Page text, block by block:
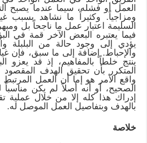
العمل أو فشله، سيما عندما يصبح
ومزاجياً. وكثيراً ما نشاهد بسبب
السليمة اعتبار عمل ما ناجحاً بل
فيما يعتبره البعض الآخر قمة في
يؤدي إلى وجود حالة من البلبلة
والإحباط. إضافة إلى ما سبق، فإن
ينتج خلطاً بالمفاهيم، إذ قد يعزو
المتكرر بأن تحقيق الهدف
واقع الأمر هو إما أن العمل
الصحيح، أو أنه أصلاً لم يكن مناسباً
إدراك هذا كله إلا من خلال عملية
بالهدف وبتفاصيل العمل الموصل له.
خلاصة